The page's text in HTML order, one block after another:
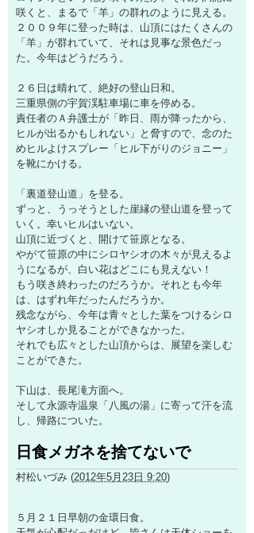
咲くと、まるで「羊」の群れのように見える。
２００９年に登った時は、山頂にはたくさんの
「羊」が群れていて、それは見事な景色だっ
た。今年はどうだろう。
２６日は晴れて、絶好の登山日和。
三重県側の宇賀渓駐車場に車を停める。
責任者のＡ弁護士が「昨日、雨が降ったから、
ヒルが出るかもしれない」と脅すので、念のた
めヒルよけスプレー「ヒル下がりのジョニー」
を靴にかける。
「裏道登山道」を登る。
ずっと、うっそうとした崖縁の登山道を登って
いく。幸いヒルはいない。
山頂に近づくと、開けて笹原となる。
やがて笹原の中にシロヤシオの木々が見えるよ
うになるが、白い花はどこにも見えない！
もう咲き終わったのだろうか。それとも今年
は、はずれ年だったんだろうか。
残念ながら、今年は青々とした葉をつけるシロ
ヤシオしか見ることができなかった。
それでも広々とした山頂からは、展望を楽しむ
ことができた。
下山は、長尾滝方面へ。
そして永源寺温泉「八風の湯」に寄って汗を流
し、帰路についた。
日食メガネを捨てないで
村松いづみ (2012年5月23日 9:20)
５月２１日早朝の金環日食。